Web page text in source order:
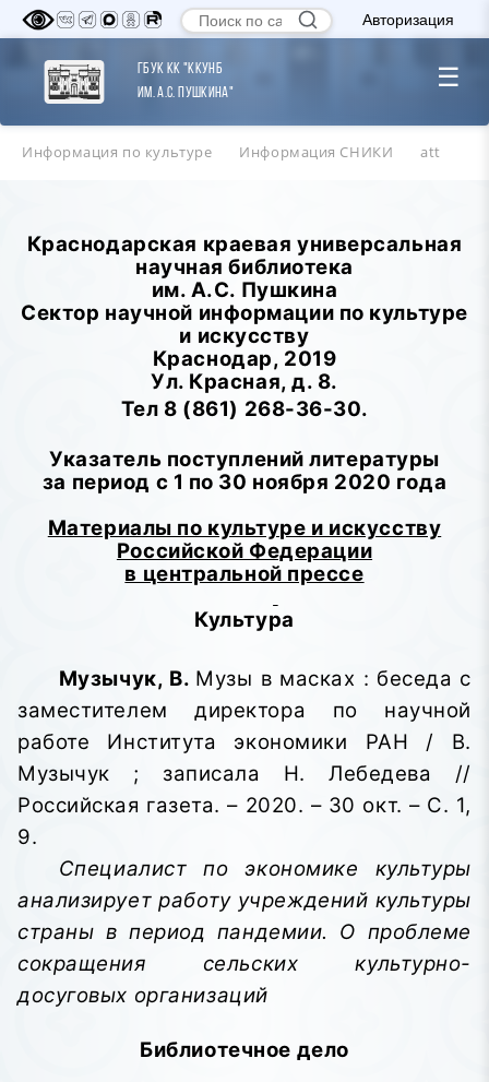
Авторизация
ГБУК КК "ККУНБ
им. А.С. Пушкина"
☰
Информация по культуре Информация СНИКИ att
Краснодарская краевая универсальная
научная библиотека
им. А.С. Пушкина
Сектор научной информации по культуре
и искусству
Краснодар, 2019
Ул. Красная, д. 8.
Тел 8 (861) 268-36-30.
Указатель поступлений литературы
за период с 1 по 30 ноября 2020 года
Материалы по культуре и искусству
Российской Федерации
в центральной прессе
Культура
Музычук, В. Музы в масках : беседа с
заместителем директора по научной
работе Института экономики РАН / В.
Музычук ; записала Н. Лебедева //
Российская газета. – 2020. – 30 окт. – С. 1,
9.
Специалист по экономике культуры
анализирует работу учреждений культуры
страны в период пандемии. О проблеме
сокращения сельских культурно-
досуговых организаций
Библиотечное дело